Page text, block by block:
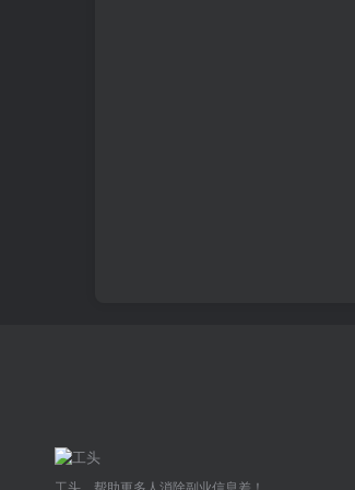
工头，帮助更多人消除副业信息差！